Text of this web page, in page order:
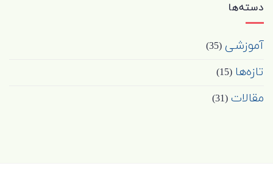
دسته‌ها
آموزشی (35)
تازه‌ها (15)
مقالات (31)